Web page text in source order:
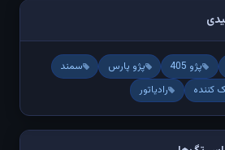
پژو 405 پژو پارس
سمند
کننده رادیاتور